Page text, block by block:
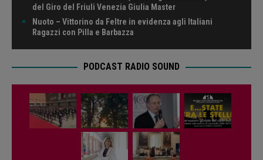
del Giro del Friuli Venezia Giulia Master
Nuoto – Vittorino da Feltre in evidenza agli Italiani
Ragazzi con Pilla e Barbazza
PODCAST RADIO SOUND